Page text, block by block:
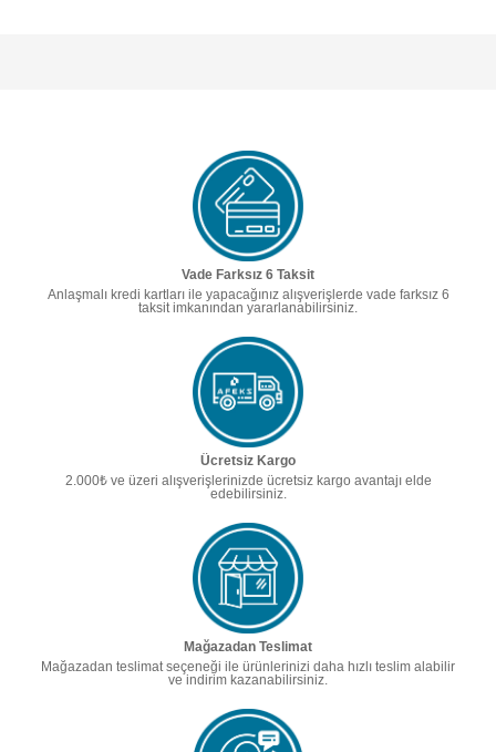
Vade Farksız 6 Taksit
Anlaşmalı kredi kartları ile yapacağınız alışverişlerde vade farksız 6
taksit imkanından yararlanabilirsiniz.
Ücretsiz Kargo
2.000₺ ve üzeri alışverişlerinizde ücretsiz kargo avantajı elde
edebilirsiniz.
Mağazadan Teslimat
Mağazadan teslimat seçeneği ile ürünlerinizi daha hızlı teslim alabilir
ve indirim kazanabilirsiniz.